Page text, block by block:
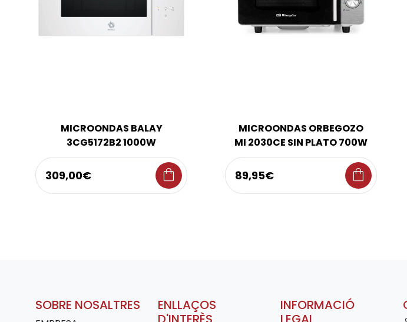
MICROONDAS BALAY
3CG5172B2 1000W
309,00€ shopping_bag
MICROONDAS ORBEGOZO
MI 2030CE SIN PLATO 700W
89,95€ shopping_bag
SOBRE NOSALTRES
ENLLAÇOS
INFORMACIÓ